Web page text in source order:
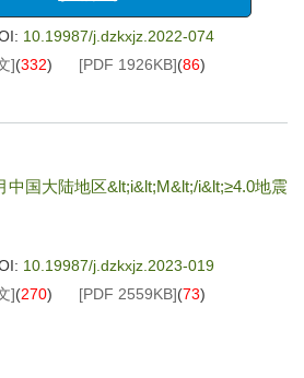
10.19987/j.dzkxjz.2022-074
](332) [PDF 1926KB](86)
国大陆地区&lt;i&lt;M&lt;/i&lt;≥4.0地震
10.19987/j.dzkxjz.2023-019
](270) [PDF 2559KB](73)